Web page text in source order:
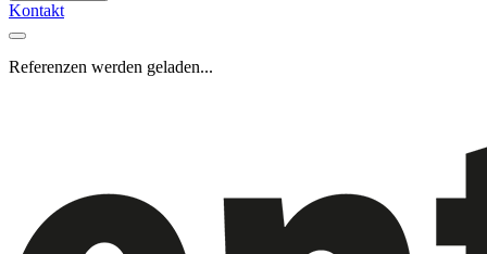
Kontakt
Referenzen werden geladen...